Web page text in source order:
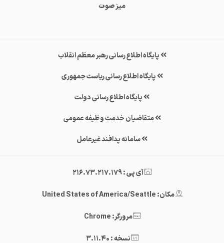
میز صوت
پایگاه اطلاع رسانی رهبر معظم انقلاب
پایگاه اطلاع رسانی ریاست جمهوری
پایگاه اطلاع رسانی دولت
متقاضیان خدمت وظیفه عمومی
سامانه پدافند غیرعامل
آی پی : 216.73.217.179
مکان: United States of America/Seattle
مرورگر: Chrome
نسخه : 3.11.40